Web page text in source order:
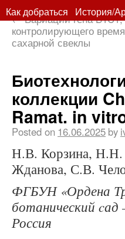
Как добраться
История/
←Вариации гена BTC1,
контролирующего
сахарной свеклы
коллекции
Ramat. in
Posted on 16.06.2025 by
Н.В. Корзина, Н.Н.
Жданова, С.В.
ФГБУН «Ордена
ботанический
Россия